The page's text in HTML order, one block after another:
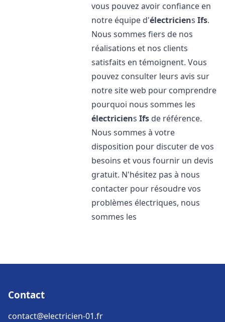
vous pouvez avoir confiance en
notre équipe d'électriciensIfs.
Nous sommes fiers de nos
réalisations et nos clients
satisfaits en témoignent. Vous
pouvez consulter leurs avis sur
notre site web pour comprendre
pourquoi nous sommes les
électriciensIfs de référence.
Nous sommes à votre
disposition pour discuter de vos
besoins et vous fournir un devis
gratuit. N'hésitez pas à nous
contacter pour résoudre vos
problèmes électriques, nous
sommes les
Contact
contact@electricien-01.fr